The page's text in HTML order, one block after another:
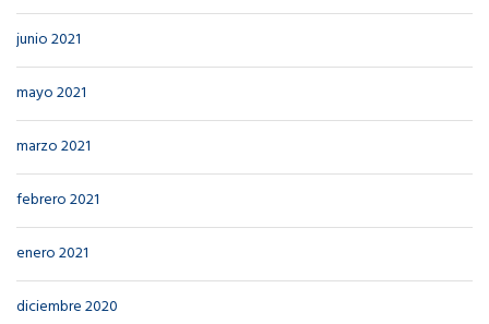
junio 2021
mayo 2021
marzo 2021
febrero 2021
enero 2021
diciembre 2020